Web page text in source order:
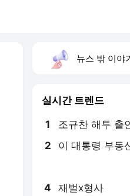
뉴스 밖 이야기,
실시간 트렌드
1 조규찬 해투 출
2 이 대통령 부동
4 재벌x형사